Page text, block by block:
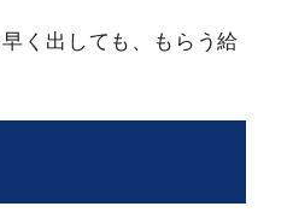
く出しても、もらう給